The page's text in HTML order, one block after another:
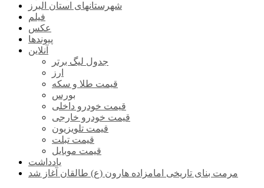
شهرستانهای استان البرز
فیلم
عکس
پیوندها
آنلاین
جدول لیگ برتر
ارز
قیمت طلا و سکه
بورس
قیمت خودرو داخلی
قیمت خودرو خارجی
قیمت تلویزیون
قیمت تبلت
قیمت موبایل
یادداشت
مرمت بنای تاریخی امامزاده هارون (ع) طالقان آغاز شد